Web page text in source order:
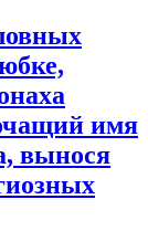
имя
вынося